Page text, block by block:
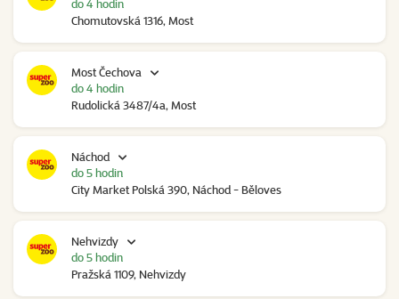
Chomutovská 1316, Most
do 4 hodin
Most Čechova
Rudolická 3487/4a, Most
do 4 hodin
Náchod
City Market Polská 390, Náchod - Běloves
do 5 hodin
Nehvizdy
Pražská 1109, Nehvizdy
do 5 hodin